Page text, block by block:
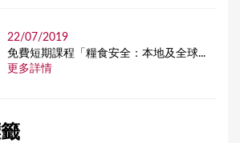
22/07/2019
免費短期課程「糧食安全：本地及全球...
更多詳情